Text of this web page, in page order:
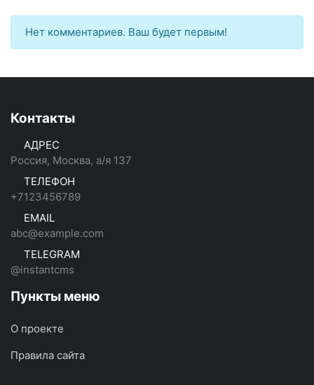
Нет комментариев. Ваш будет первым!
Контакты
АДРЕС
Россия, Москва, а/я 137
ТЕЛЕФОН
+7123456789
EMAIL
abc@example.com
TELEGRAM
@instantcms
Пункты меню
О проекте
Правила сайта